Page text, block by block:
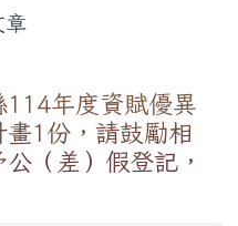
年度資賦優異
1份，請鼓勵相
（差）假登記，